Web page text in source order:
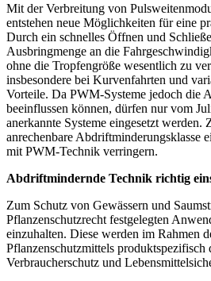
Mit der Verbreitung von
entstehen neue Möglichkeiten für eine
Durch ein schnelles Öffnen und
Ausbringmenge an die
ohne die Tropfengröße wesentlich zu
insbesondere bei Kurvenfahrten und
Vorteile. Da PWM-Systeme jedoch die
beeinflussen können, dürfen nur vom
anerkannte Systeme eingesetzt werden.
anrechenbare Abdriftminderungsklasse
mit PWM-Technik verringern.
Abdriftmindernde Technik richtig
Zum Schutz von Gewässern und
Pflanzenschutzrecht festgelegten
einzuhalten. Diese werden im Rahmen
Pflanzenschutzmittels produktspezifisch
Verbraucherschutz und